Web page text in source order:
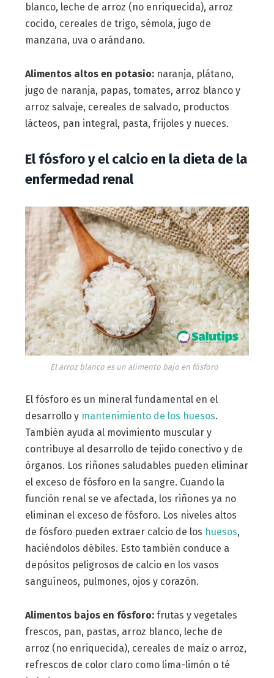
blanco, leche de arroz (no enriquecida), arroz
cocido, cereales de trigo, sémola, jugo de
manzana, uva o arándano.
Alimentos altos en potasio:naranja, plátano,
jugo de naranja, papas, tomates, arroz blanco y
arroz salvaje, cereales de salvado, productos
lácteos, pan integral, pasta, frijoles y nueces.
El fósforo y el calcio en la dieta de la
enfermedad renal
El arroz blanco es un alimento bajo en fósforo
El fósforo es un mineral fundamental en el
desarrollo y mantenimiento de los huesos.
También ayuda al movimiento muscular y
contribuye al desarrollo de tejido conectivo y de
órganos. Los riñones saludables pueden eliminar
el exceso de fósforo en la sangre. Cuando la
función renal se ve afectada, los riñones ya no
eliminan el exceso de fósforo. Los niveles altos
de fósforo pueden extraer calcio de los huesos,
haciéndolos débiles. Esto también conduce a
depósitos peligrosos de calcio en los vasos
sanguíneos, pulmones, ojos y corazón.
Alimentos bajos en fósforo:frutas y vegetales
frescos, pan, pastas, arroz blanco, leche de
arroz (no enriquecida), cereales de maíz o arroz,
refrescos de color claro como lima-limón o té